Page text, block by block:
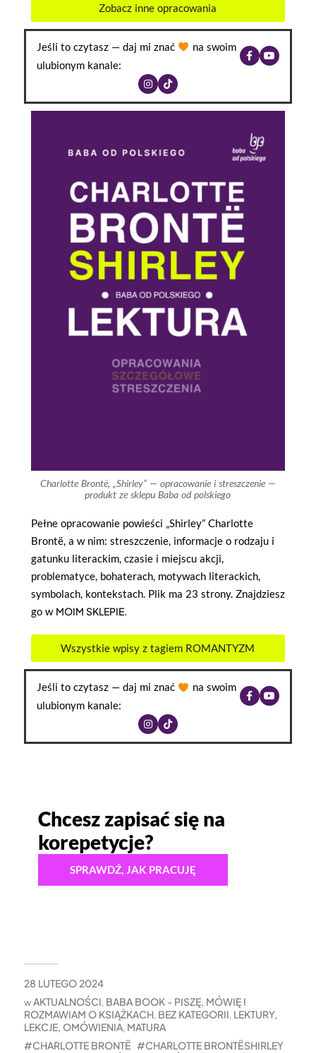
Zobacz inne opracowania
Jeśli to czytasz — daj mi znać
na swoim
ulubionym kanale:
Charlotte Brontë, „Shirley” — opracowanie i streszczenie —
produkt ze sklepu Baba od polskiego
Pełne opracowanie powieści „Shirley” Charlotte
Brontë, a w nim: streszczenie, informacje o rodzaju i
gatunku literackim, czasie i miejscu akcji,
problematyce, bohaterach, motywach literackich,
symbolach, kontekstach. Plik ma 23 strony. Znajdziesz
go w MOIM SKLEPIE.
Wszystkie wpisy z tagiem ROMANTYZM
Jeśli to czytasz — daj mi znać
na swoim
ulubionym kanale:
Chcesz zapisać się na
korepetycje?
SPRAWDŹ, JAK PRACUJĘ
28 LUTEGO 2024
wAKTUALNOŚCI, BABA BOOK - PISZĘ, MÓWIĘ I
ROZMAWIAM O KSIĄŻKACH, BEZ KATEGORII, LEKTURY,
LEKCJE, OMÓWIENIA, MATURA
CHARLOTTE BRONTË
CHARLOTTE BRONTË SHIRLEY